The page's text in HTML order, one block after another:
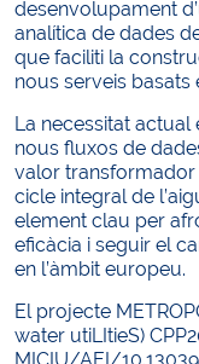
desenvolupament
analítica de dades
que faciliti la
nous serveis basats
La necessitat
nous fluxos de
valor transformador
cicle integral de
element clau per
eficàcia i seguir el
en l’àmbit europeu.
El projecte
water utiLItieS)